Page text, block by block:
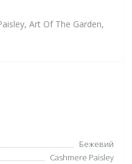
Art Of The Garden,
Бежевий
Cashmere Paisley